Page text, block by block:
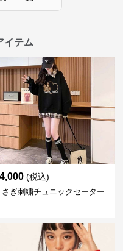
イテム
(税込)
さぎ刺繍チュニックセーター